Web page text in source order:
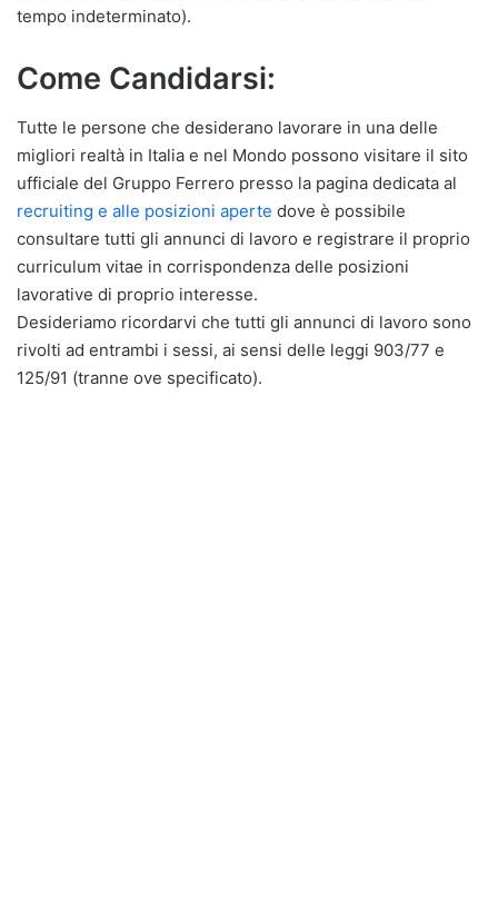
tempo indeterminato).
Come Candidarsi:
Tutte le persone che desiderano lavorare in una delle
migliori realtà in Italia e nel Mondo possono visitare il sito
ufficiale del Gruppo Ferrero presso la pagina dedicata al
recruiting e alle posizioni aperte dove è possibile
consultare tutti gli annunci di lavoro e registrare il proprio
curriculum vitae in corrispondenza delle posizioni
lavorative di proprio interesse.
Desideriamo ricordarvi che tutti gli annunci di lavoro sono
rivolti ad entrambi i sessi, ai sensi delle leggi 903/77 e
125/91 (tranne ove specificato).